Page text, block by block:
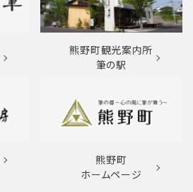
熊野町観光案内所
筆の駅
熊野町
ホームページ